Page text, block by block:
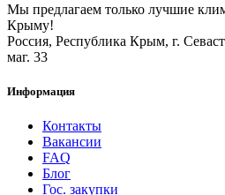
Мы предлагаем только лучшие
Крыму!
Россия, Республика Крым, г.
маг. 33
Информация
Контакты
Вакансии
FAQ
Блог
Гос. закупки